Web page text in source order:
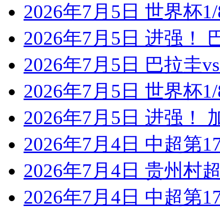
2026年7月5日 世界杯
2026年7月5日 进强！
2026年7月5日 巴拉圭
2026年7月5日 世界杯
2026年7月5日 进强！
2026年7月4日 中超第
2026年7月4日 贵州村
2026年7月4日 中超第